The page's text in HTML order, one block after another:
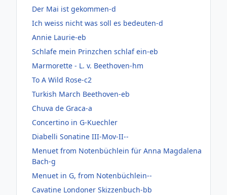
Der Mai ist gekommen-d
Ich weiss nicht was soll es bedeuten-d
Annie Laurie-eb
Schlafe mein Prinzchen schlaf ein-eb
Marmorette - L. v. Beethoven-hm
To A Wild Rose-c2
Turkish March Beethoven-eb
Chuva de Graca-a
Concertino in G-Kuechler
Diabelli Sonatine III-Mov-II--
Menuet from Notenbüchlein für Anna Magdalena
Bach-g
Menuet in G, from Notenbüchlein--
Cavatine Londoner Skizzenbuch-bb